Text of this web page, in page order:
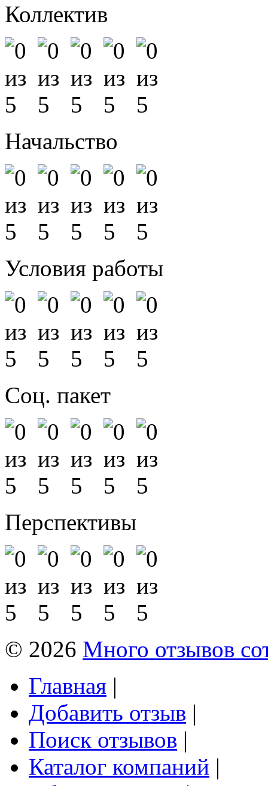
Коллектив
Начальство
Условия работы
Соц. пакет
Перспективы
© 2026 Много отзывов
Главная |
Добавить отзыв |
Поиск отзывов |
Каталог компаний |